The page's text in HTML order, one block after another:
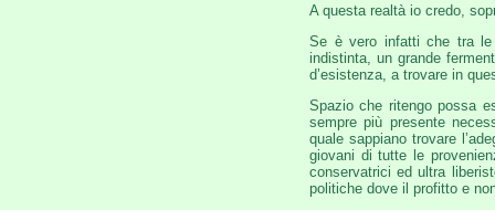
A questa realtà io credo,
Se è vero infatti che tra le
indistinta, un grande
d’esistenza, a trovare in
Spazio che ritengo possa
sempre più presente
quale sappiano trovare
giovani di tutte le
conservatrici ed ultra
politiche dove il profitto e